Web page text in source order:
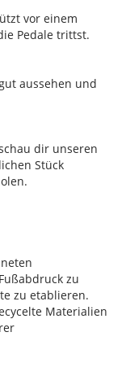
vor einem
Pedale trittst.
aussehen und
dir unseren
Stück
zu
zu etablieren.
Materialien